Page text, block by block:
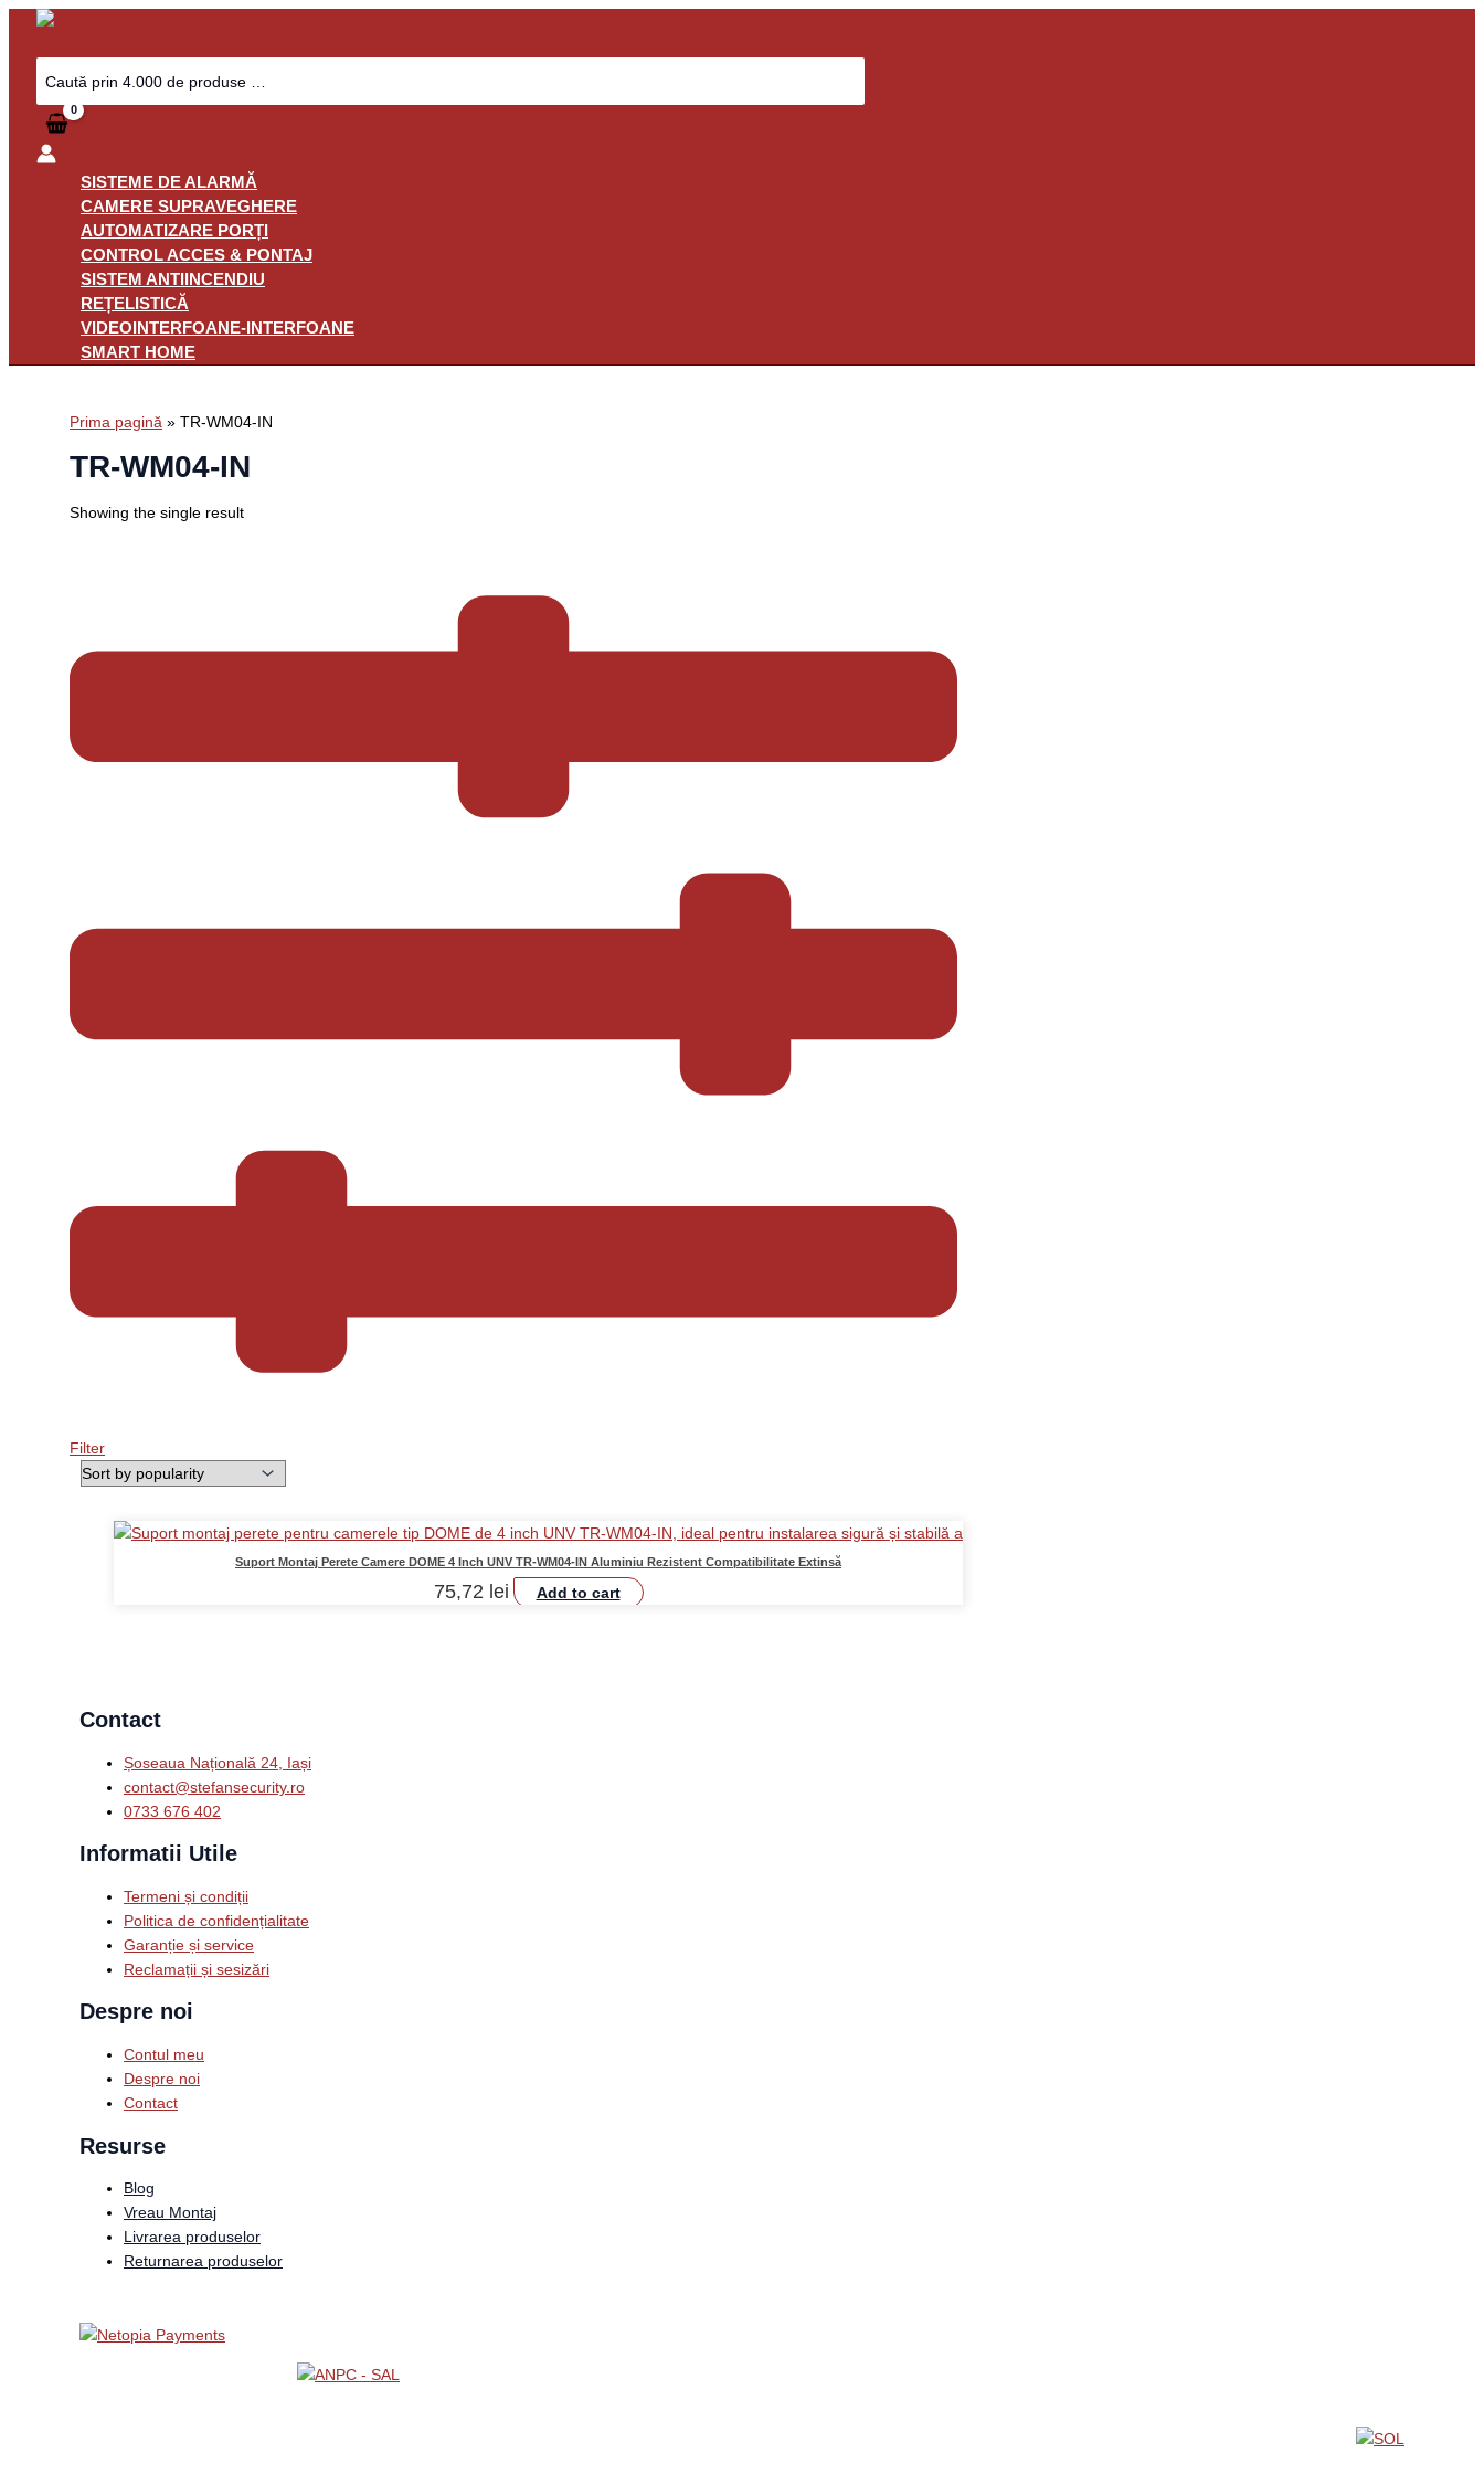
Skip
content
Search
for:
SISTEME DE ALARMĂ
CAMERE SUPRAVEGHERE
AUTOMATIZARE PORȚI
CONTROL ACCES & PONTAJ
SISTEM ANTIINCENDIU
REȚELISTICĂ
VIDEOINTERFOANE-INTERFOANE
SMART HOME
Prima pagină » TR-WM04-IN
TR-WM04-IN
Showing the single result
Filter
Suport Montaj Perete Camere DOME 4 Inch UNV TR-WM04-IN Aluminiu Rezistent Compatibilitate Extinsă
75,72 lei Add to cart
Contact
Șoseaua Națională 24, Iași
contact@stefansecurity.ro
0733 676 402
Informatii Utile
Termeni și condiții
Politica de confidențialitate
Garanție și service
Reclamații și sesizări
Despre noi
Contul meu
Despre noi
Contact
Resurse
Blog
Vreau Montaj
Livrarea produselor
Returnarea produselor